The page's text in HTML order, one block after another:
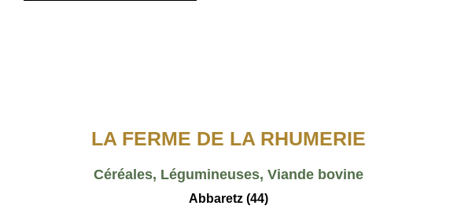
LA FERME DE LA RHUMERIE
Céréales, Légumineuses, Viande bovine
Abbaretz (44)